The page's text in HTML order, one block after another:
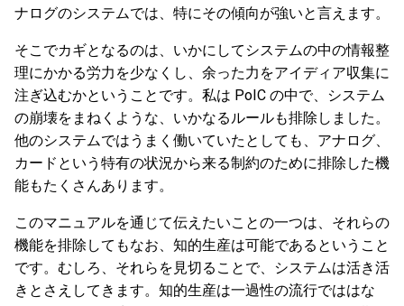
ナログのシステムでは、特にその傾向が強いと言えます。
そこでカギとなるのは、いかにしてシステムの中の情報整
理にかかる労力を少なくし、余った力をアイディア収集に
注ぎ込むかということです。私は PoIC の中で、システム
の崩壊をまねくような、いかなるルールも排除しました。
他のシステムではうまく働いていたとしても、アナログ、
カードという特有の状況から来る制約のために排除した機
能もたくさんあります。
このマニュアルを通じて伝えたいことの一つは、それらの
機能を排除してもなお、知的生産は可能であるということ
です。むしろ、それらを見切ることで、システムは活き活
きとさえしてきます。知的生産は一過性の流行でははな